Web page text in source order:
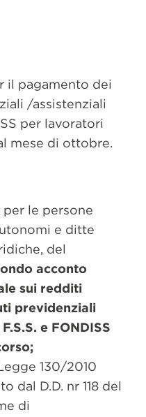
il pagamento dei
/assistenziali
per lavoratori
mese di ottobre.
le persone
e ditte
del
acconto
sui redditi
previdenziali
e FONDISS
130/2010
dal D.D. nr 118 del
di